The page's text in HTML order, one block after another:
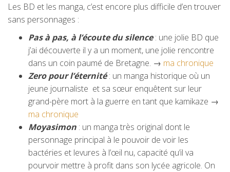
Les BD et les manga, c’est encore plus difficile d’en trouver
sans personnages :
Pas à pas, à l’écoute du silence: une jolie BD que
j’ai découverte il y a un moment, une jolie rencontre
dans un coin paumé de Bretagne. → ma chronique
Zero pour l’éternité: un manga historique où un
jeune journaliste et sa sœur enquêtent sur leur
grand-père mort à la guerre en tant que kamikaze →
ma chronique
Moyasimon : un manga très original dont le
personnage principal à le pouvoir de voir les
bactéries et levures à l’œil nu, capacité qu’il va
pourvoir mettre à profit dans son lycée agricole. On